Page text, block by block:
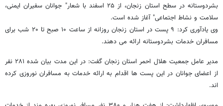
بشردوستانه در سطح استان زنجان، از ۲۵ اسفند با شعار" جوانان سفیران ایمنی،
سلامت و نشاط اجتماعی" آغاز شده است.
وی یادآوری کرد: ۹ پست در استان زنجان روزانه از ساعت ۱۰ صبح تا ۲۰ شب برای
مسافران خدمات بشردوستانه ارائه می دهند.
مدیر عامل جمعیت هلال احمر استان زنجان گفت: در این مدت بیان شده ۲۸۱ نفر
از اعضای جوانان در این پست ها اقدام به ارائه خدمات به مسافران نوروزی کرده
اند.